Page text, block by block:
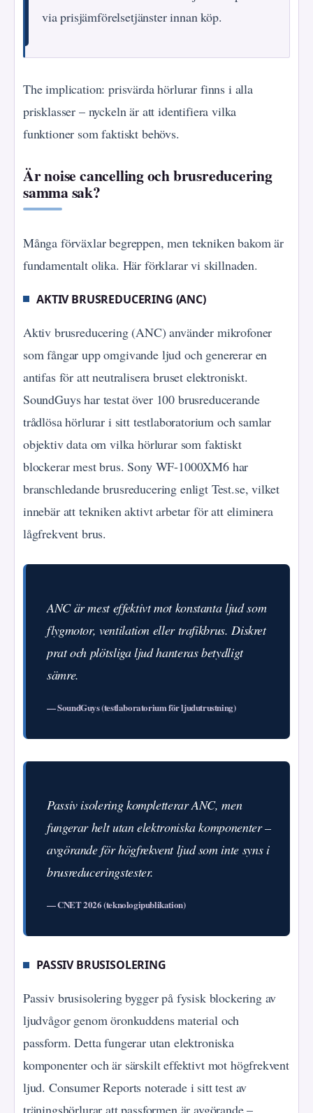
via prisjämförelsetjänster innan köp.
The implication: prisvärda hörlurar finns i alla
prisklasser – nyckeln är att identifiera vilka
funktioner som faktiskt behövs.
Är noise cancelling och brusreducering
samma sak?
Många förväxlar begreppen, men tekniken bakom är
fundamentalt olika. Här förklarar vi skillnaden.
AKTIV BRUSREDUCERING (ANC)
Aktiv brusreducering (ANC) använder mikrofoner
som fångar upp omgivande ljud och genererar en
antifas för att neutralisera bruset elektroniskt.
SoundGuys har testat över 100 brusreducerande
trådlösa hörlurar i sitt testlaboratorium och samlar
objektiv data om vilka hörlurar som faktiskt
blockerar mest brus. Sony WF-1000XM6 har
branschledande brusreducering enligt Test.se, vilket
innebär att tekniken aktivt arbetar för att eliminera
lågfrekvent brus.
ANC är mest effektivt mot konstanta ljud som
flygmotor, ventilation eller trafikbrus. Diskret
prat och plötsliga ljud hanteras betydligt
sämre.
— SoundGuys (testlaboratorium för ljudutrustning)
Passiv isolering kompletterar ANC, men
fungerar helt utan elektroniska komponenter –
avgörande för högfrekvent ljud som inte syns i
brusreduceringstester.
— CNET 2026 (teknologipublikation)
PASSIV BRUSISOLERING
Passiv brusisolering bygger på fysisk blockering av
ljudvågor genom öronkuddens material och
passform. Detta fungerar utan elektroniska
komponenter och är särskilt effektivt mot högfrekvent
ljud. Consumer Reports noterade i sitt test av